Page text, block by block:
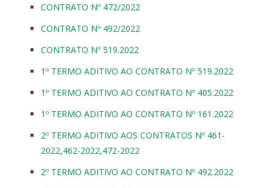
CONTRATO Nº 472/2022
CONTRATO Nº 492/2022
CONTRATO Nº 519.2022
1º TERMO ADITIVO AO CONTRATO Nº 519.2022
1º TERMO ADITIVO AO CONTRATO Nº 405.2022
1º TERMO ADITIVO AO CONTRATO Nº 161.2022
2º TERMO ADITIVO AOS CONTRATOS Nº 461-
2022,462-2022,472-2022
2º TERMO ADITIVO AO CONTRATO Nº 492.2022